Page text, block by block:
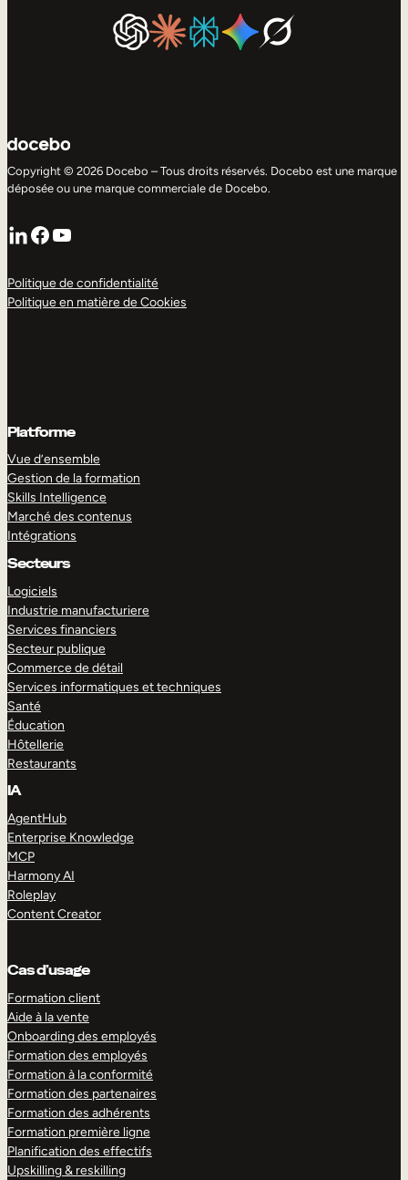
Copyright © 2026 Docebo – Tous droits réservés. Docebo est une marque
déposée ou une marque commerciale de Docebo.
LinkedIn
Facebook
YouTube
Politique de confidentialité
Politique en matière de Cookies
Platforme
Vue d’ensemble
Gestion de la formation
Skills Intelligence
Marché des contenus
Intégrations
Secteurs
Logiciels
Industrie manufacturiere
Services financiers
Secteur publique
Commerce de détail
Services informatiques et techniques
Santé
Éducation
Hôtellerie
Restaurants
IA
AgentHub
Enterprise Knowledge
MCP
Harmony AI
Roleplay
Content Creator
Cas d’usage
Formation client
Aide à la vente
Onboarding des employés
Formation des employés
Formation à la conformité
Formation des partenaires
Formation des adhérents
Formation première ligne
Planification des effectifs
Upskilling & reskilling